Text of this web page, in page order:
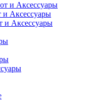
и Аксессуары
и Аксессуары
и Аксессуары